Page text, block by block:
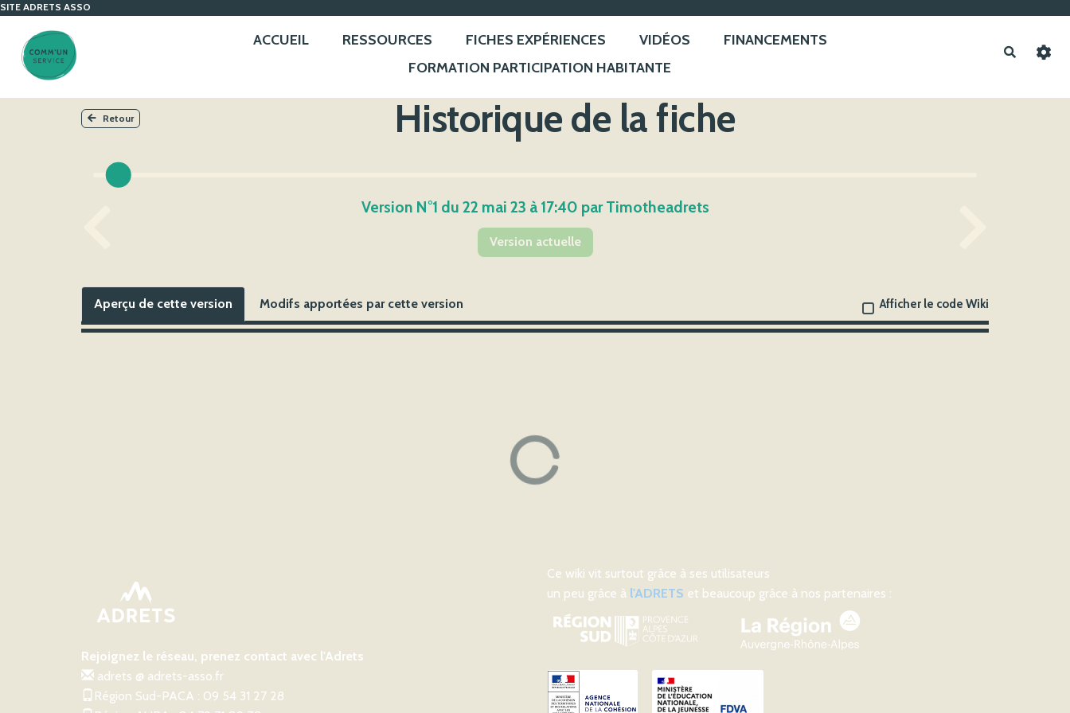
SITE ADRETS ASSO
ACCUEIL RESSOURCES FICHES EXPÉRIENCES VIDÉOS
FINANCEMENTS
FORMATION PARTICIPATION HABITANTE
Retour Historique de la fiche
Version N°1 du 22 mai 23 à 17:40 par Timotheadrets
Version actuelle
Aperçu de cette version Modifs apportées par cette version Afficher le code Wiki
Rejoignez le réseau, prenez contact avec l'Adrets
adrets @ adrets-asso.fr
Région Sud-PACA : 09 54 31 27 28
Ce wiki vit surtout grâce à ses utilisateurs
un peu grâce à l'ADRETS et beaucoup grâce à nos partenaires :